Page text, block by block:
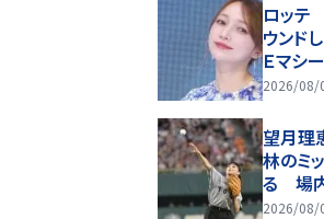
ロッテ
ウンド
Ｅマシ
になっ
2026/08/
望月理
林のミ
る 場
2026/08/